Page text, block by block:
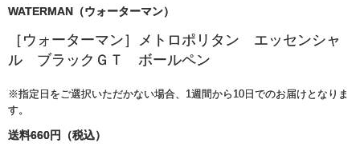
WATERMAN（ウォーターマン）
［ウォーターマン］メトロポリタン エッセンシャ
ル ブラックＧＴ ボールペン
※指定日をご選択いただかない場合、1週間から10日でのお届けとなりま
す。
送料660円（税込）